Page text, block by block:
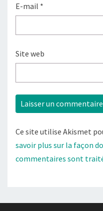
E-mail *
Site web
Ce site utilise Akismet
savoir plus sur la façon
commentaires sont